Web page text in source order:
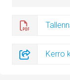
Kerro